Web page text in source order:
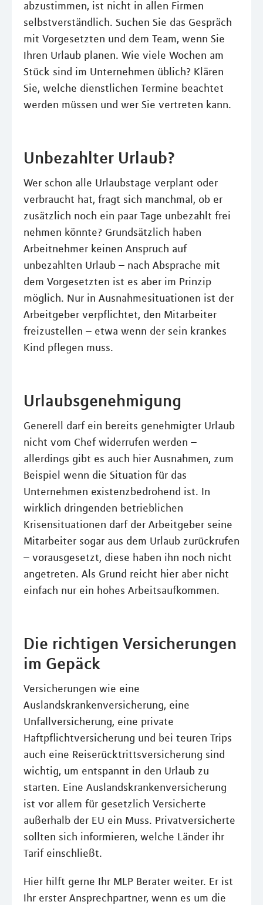
abzustimmen, ist nicht in allen Firmen
selbstverständlich. Suchen Sie das Gespräch
mit Vorgesetzten und dem Team, wenn Sie
Ihren Urlaub planen. Wie viele Wochen am
Stück sind im Unternehmen üblich? Klären
Sie, welche dienstlichen Termine beachtet
werden müssen und wer Sie vertreten kann.
Unbezahlter Urlaub?
Wer schon alle Urlaubstage verplant oder
verbraucht hat, fragt sich manchmal, ob er
zusätzlich noch ein paar Tage unbezahlt frei
nehmen könnte? Grundsätzlich haben
Arbeitnehmer keinen Anspruch auf
unbezahlten Urlaub – nach Absprache mit
dem Vorgesetzten ist es aber im Prinzip
möglich. Nur in Ausnahmesituationen ist der
Arbeitgeber verpflichtet, den Mitarbeiter
freizustellen – etwa wenn der sein krankes
Kind pflegen muss.
Urlaubsgenehmigung
Generell darf ein bereits genehmigter Urlaub
nicht vom Chef widerrufen werden –
allerdings gibt es auch hier Ausnahmen, zum
Beispiel wenn die Situation für das
Unternehmen existenzbedrohend ist. In
wirklich dringenden betrieblichen
Krisensituationen darf der Arbeitgeber seine
Mitarbeiter sogar aus dem Urlaub zurückrufen
– vorausgesetzt, diese haben ihn noch nicht
angetreten. Als Grund reicht hier aber nicht
einfach nur ein hohes Arbeitsaufkommen.
Die richtigen Versicherungen
im Gepäck
Versicherungen wie eine
Auslandskrankenversicherung, eine
Unfallversicherung, eine private
Haftpflichtversicherung und bei teuren Trips
auch eine Reiserücktrittsversicherung sind
wichtig, um entspannt in den Urlaub zu
starten. Eine Auslandskrankenversicherung
ist vor allem für gesetzlich Versicherte
außerhalb der EU ein Muss. Privatversicherte
sollten sich informieren, welche Länder ihr
Tarif einschließt.
Hier hilft gerne Ihr MLP Berater weiter. Er ist
Ihr erster Ansprechpartner, wenn es um die